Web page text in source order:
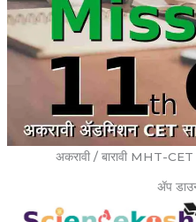
अकरावी / बारावी MHT-
ॲप